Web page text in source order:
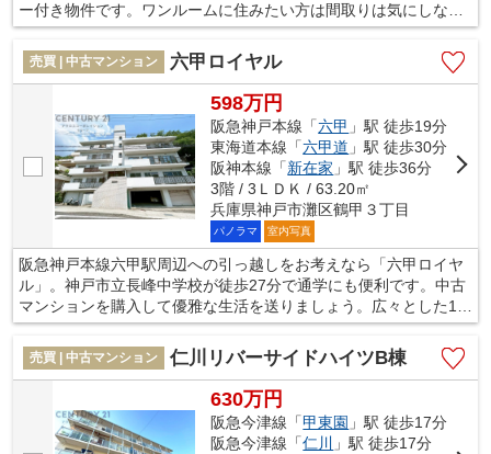
ー付き物件です。ワンルームに住みたい方は間取りは気にしない
方がいいです。不動産のことで当社にご要望やご不明な点などが
あれば、メール若しくはお電話でご連絡ください。経験豊富なプ
ロのスタッフがしっかりとお応え致します。
売買 | 中古マンション 六甲ロイヤル
598万円
阪急神戸本線「六甲 」駅 徒歩19分
東海道本線「六甲道 」駅 徒歩30分
阪神本線「新在家 」駅 徒歩36分
3階 / 3ＬＤＫ / 63.20㎡
兵庫県神戸市灘区鶴甲３丁目
パノラマ 室内写真
阪急神戸本線六甲駅周辺への引っ越しをお考えなら「六甲ロイヤ
ル」。神戸市立長峰中学校が徒歩27分で通学にも便利です。中古
マンションを購入して優雅な生活を送りましょう。広々とした15
帖以上のLDKで家族とゆったり過ごせます。阪急神戸本線六甲周
辺にある不動産の購入をご検討してはいかがでしょうか。交通の
利便性が高いため、快適な暮らしができます。ぜひお気軽にご連
売買 | 中古マンション 仁川リバーサイドハイツB棟
630万円
阪急今津線「甲東園 」駅 徒歩17分
阪急今津線「仁川
」駅 徒歩17分